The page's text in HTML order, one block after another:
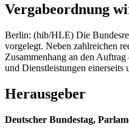
Vergabeordnung
Berlin: (hib/HLE) Die
vorgelegt. Neben zahlreichen
Zusammenhang an den
und Dienstleistungen einerseits
Herausgeber
Deutscher Bundestag,